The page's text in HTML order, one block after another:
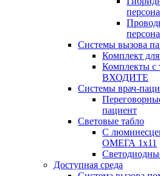
Системы вызова
Комплект
Комплекты
ВХОДИТЕ
Системы врач-
пациент
Световые табло
С
ОМЕГА 1х11
Доступная среда